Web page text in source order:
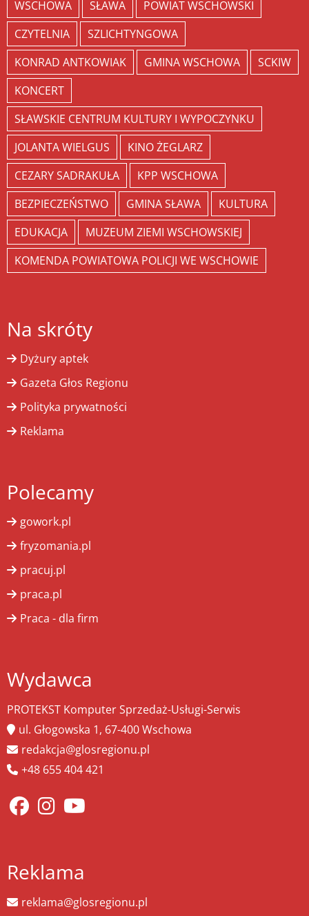
WSCHOWA SŁAWA
POWIAT WSCHOWSKI
CZYTELNIA
SZLICHTYNGOWA
KONRAD ANTKOWIAK
GMINA WSCHOWA
SCKIW
KONCERT
SŁAWSKIE CENTRUM KULTURY I WYPOCZYNKU
JOLANTA WIELGUS
KINO ŻEGLARZ
CEZARY SADRAKUŁA
KPP WSCHOWA
BEZPIECZEŃSTWO
GMINA SŁAWA
KULTURA
EDUKACJA
MUZEUM ZIEMI WSCHOWSKIEJ
KOMENDA POWIATOWA POLICJI WE WSCHOWIE
Na skróty
Dyżury aptek
Gazeta Głos Regionu
Polityka prywatności
Reklama
Polecamy
gowork.pl
fryzomania.pl
pracuj.pl
praca.pl
Praca - dla firm
Wydawca
PROTEKST Komputer Sprzedaż-Usługi-Serwis
ul. Głogowska 1, 67-400 Wschowa
redakcja@glosregionu.pl
+48 655 404 421
Reklama
reklama@glosregionu.pl